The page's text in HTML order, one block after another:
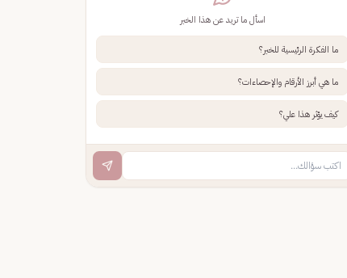
اسأل ما تريد عن هذا الخبر
ما الفكرة الرئيسية للخبر؟
ما هي أبرز الأرقام والإحصاءات؟
كيف يؤثر هذا علي؟